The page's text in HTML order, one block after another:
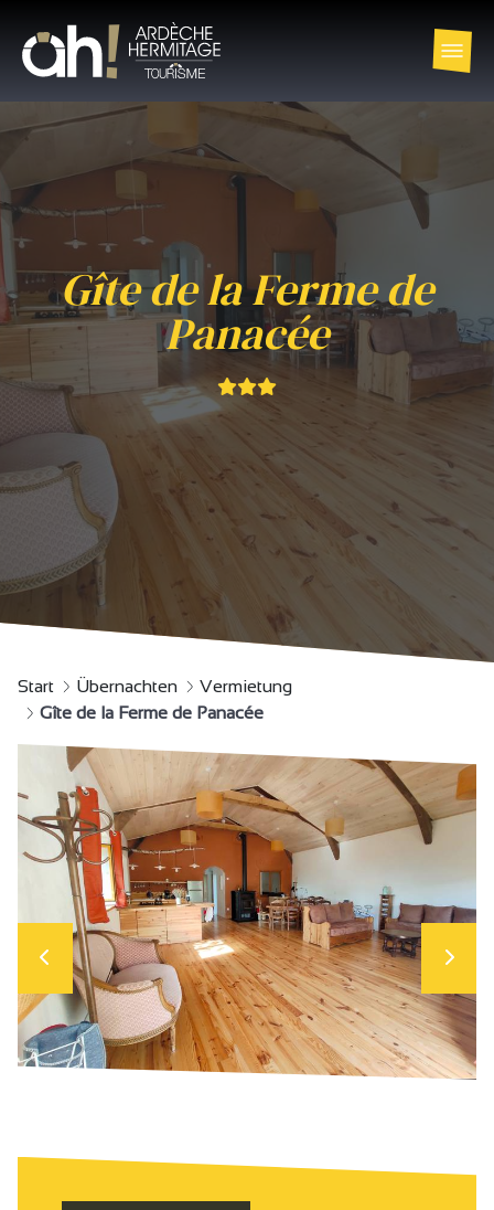
Gîte de la Ferme de
Panacée
Start Übernachten
Vermietung
Gîte de la Ferme de Panacée